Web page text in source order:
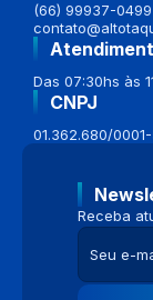
(66) 99937-
Das 07:30hs às
CNPJ
01.362.680/
Receba